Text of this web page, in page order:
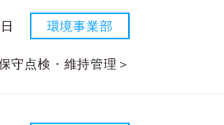
環境事業部
守点検・維持管理＞